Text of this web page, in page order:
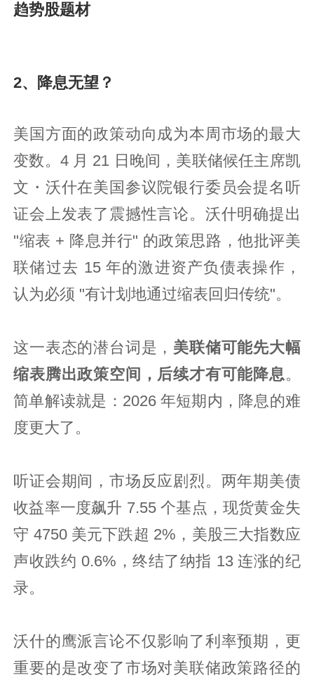
趋势股题材
2、降息无望？
美国方面的政策动向成为本周市场的最大
变数。4 月 21 日晚间，美联储候任主席凯
文・沃什在美国参议院银行委员会提名听
证会上发表了震撼性言论。沃什明确提出
"缩表 + 降息并行" 的政策思路，他批评美
联储过去 15 年的激进资产负债表操作，
认为必须 "有计划地通过缩表回归传统"。
这一表态的潜台词是， 美联储可能先大幅
缩表腾出政策空间，后续才有可能降息。
简单解读就是：2026 年短期内，降息的难
度更大了。
听证会期间，市场反应剧烈。两年期美债
收益率一度飙升 7.55 个基点，现货黄金失
守 4750 美元下跌超 2%，美股三大指数应
声收跌约 0.6%，终结了纳指 13 连涨的纪
录。
沃什的鹰派言论不仅影响了利率预期，更
重要的是改变了市场对美联储政策路径的